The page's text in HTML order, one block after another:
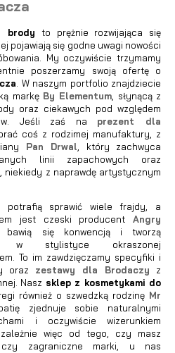
brody to prężnie rozwijająca się
pojawiają się godne uwagi nowości
My oczywiście trzymamy
poszerzamy swoją ofertę o
. W naszym portfolio znajdziecie
markę By Elementum , słynącą z
oraz ciekawych pod względem
Jeśli zaś na prezent dla
coś z rodzimej manufaktury, z
Pan Drwal , który zachwyca
linii zapachowych oraz
niekiedy z naprawdę artystycznym
potrafią sprawić wiele frajdy, a
jest czeski producent Angry
bawią się konwencją i tworzą
w stylistyce okraszonej
To im zawdzięczamy specyfiki i
oraz zestawy dla Brodaczy z
Nasz sklep z kosmetykami do
również o szwedzką rodzinę Mr
zjednuje sobie naturalnymi
i oczywiście wizerunkiem
więc od tego, czy masz
zagraniczne marki, u nas